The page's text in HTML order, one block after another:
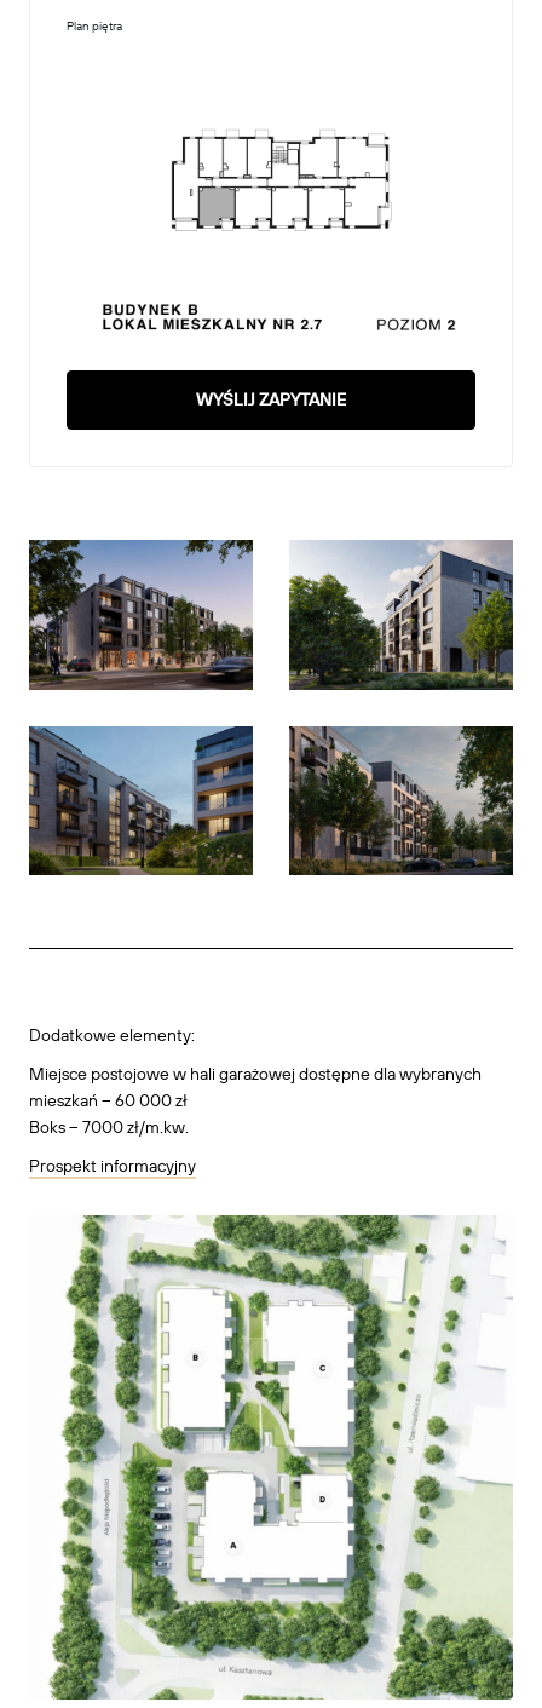
Plan piętra
WYŚLIJ ZAPYTANIE
Dodatkowe elementy:
Miejsce postojowe w hali garażowej dostępne dla wybranych
mieszkań – 60 000 zł
Boks – 7000 zł/m.kw.
Prospekt informacyjny